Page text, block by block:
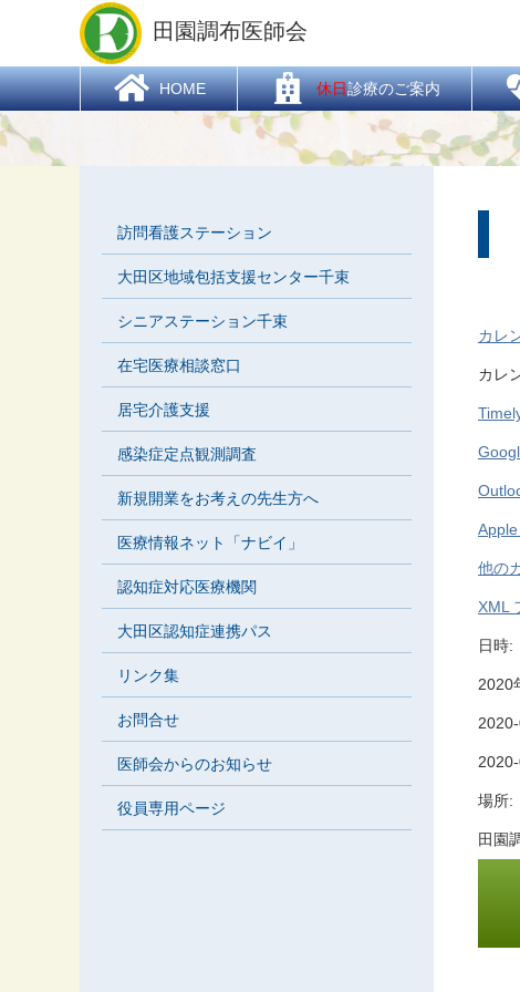
田園調布医師会
  HOME
休日診療のご案内
HOME> 新着情報 > 定例会
カレ
カレ
他の
XML
日時:
2020
場所:
田園
訪問看護ステーション
大田区地域包括支援センター千束
シニアステーション千束
在宅医療相談窓口
居宅介護支援
感染症定点観測調査
新規開業をお考えの先生方へ
医療情報ネット「ナビイ」
認知症対応医療機関
大田区認知症連携パス
リンク集
お問合せ
医師会からのお知らせ
役員専用ページ